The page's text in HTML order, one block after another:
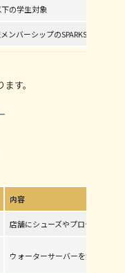
の学生対象
ンバーシップのSPARKS公式オン
す。
内容
店舗にシューズやプロテインを
ウォーターサーバーを無料でご